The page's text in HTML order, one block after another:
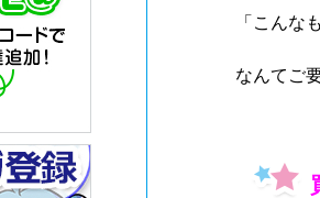
「こんな
なんてご